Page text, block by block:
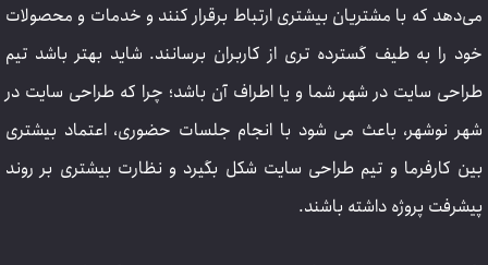
می‌دهد که با مشتریان بیشتری ارتباط برقرار کنند و خدمات و محصولات
خود را به طیف گسترده تری از کاربران برسانند. شاید بهتر باشد تیم
طراحی سایت در شهر شما و یا اطراف آن باشد؛ چرا که طراحی سایت در
شهر نوشهر، باعث می شود با انجام جلسات حضوری، اعتماد بیشتری
بین کارفرما و تیم طراحی سایت شکل بگیرد و نظارت بیشتری بر روند
پیشرفت پروژه داشته باشند.